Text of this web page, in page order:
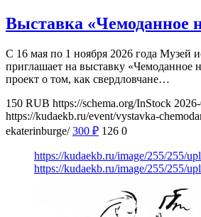
Выставка «Чемоданное
С 16 мая по 1 ноября 2026 года Музей
приглашает на выставку «Чемоданное
проект о том, как свердловчане…
150 RUB https://schema.org/InStock
https://kudaekb.ru/event/vystavka-
ekaterinburge/ 300 ₽ 126 0
https://kudaekb.ru/image/255/255/
https://kudaekb.ru/image/255/255/